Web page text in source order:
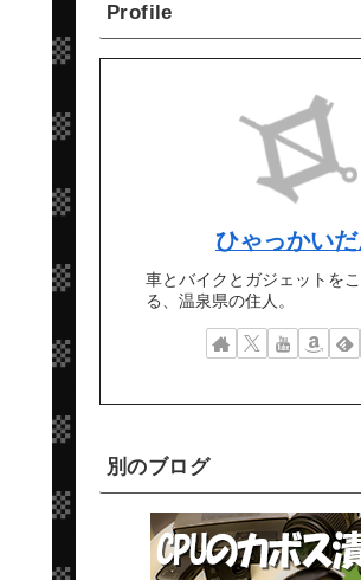
Profile
ひゃっかい
車とバイクとガジェットを
る、温泉県の住人。
別のブログ